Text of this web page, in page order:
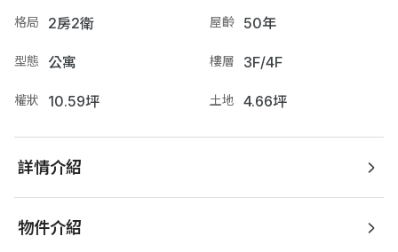
格局 2房2衛 屋齡 50年
型態 公寓 樓層 3F/4F
權狀 10.59坪 土地 4.66坪
詳情介紹
物件介紹